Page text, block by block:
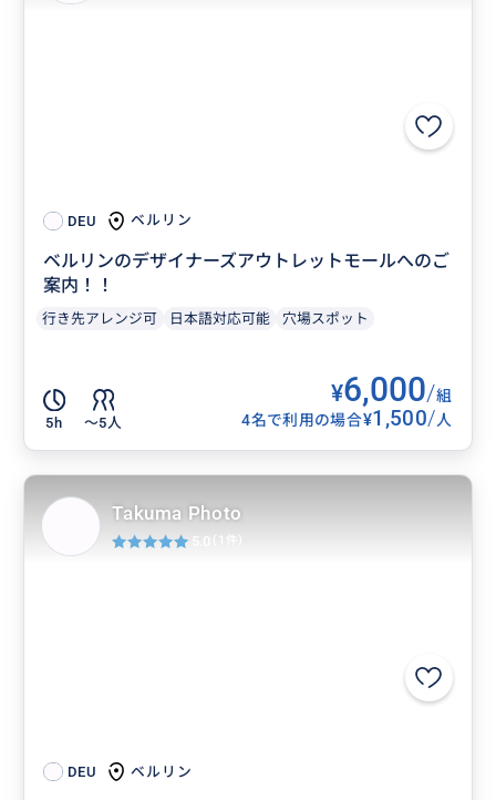
DEU ベルリン
ベルリンのデザイナーズアウトレットモールへのご
案内！！
行き先アレンジ可 日本語対応可能 穴場スポット
5h 〜5人
¥6,000/組
4名で利用の場合¥1,500/人
DEU ベルリン
Takuma Photo
5.0 (1件)